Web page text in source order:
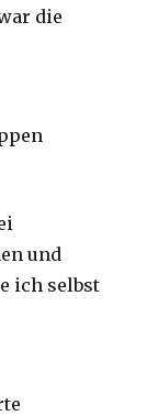
die
und
ich selbst